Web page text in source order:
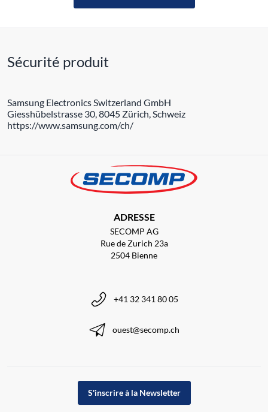
Sécurité produit
Samsung Electronics Switzerland GmbH
Giesshübelstrasse 30, 8045 Zürich, Schweiz
https://www.samsung.com/ch/
ADRESSE
SECOMP AG
Rue de Zurich 23a
2504 Bienne
+41 32 341 80 05
ouest@secomp.ch
S'inscrire à la Newsletter